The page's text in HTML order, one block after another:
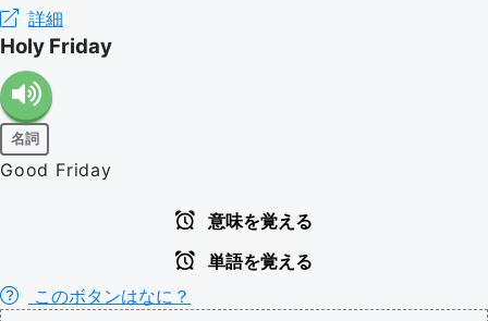
詳細
Holy Friday
名詞
Good Friday
意味を覚える
単語を覚える
このボタンはなに？